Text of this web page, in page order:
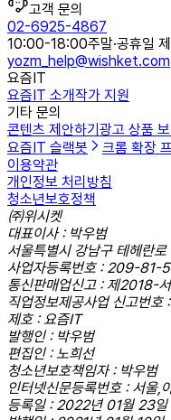
고객 문의
02-6925-4867
10:00-18:00주말·공휴일
yozm_help@wishket.com
요즘IT
요즘IT 소개작가 지원
기타 문의
콘텐츠 제안하기광고 상품
요즘IT 슬랙봇
크롬 확장
이용약관
개인정보 처리방침
청소년보호정책
㈜위시켓
대표이사 : 박우범
서울특별시 강남구 테헤란
사업자등록번호 : 209-81-
통신판매업신고 : 제2018-
직업정보제공사업 신고번
제호 : 요즘IT
발행인 : 박우범
편집인 : 노희선
청소년보호책임자 : 박우범
인터넷신문등록번호 : 서울,
등록일 : 2022년 01월 23일